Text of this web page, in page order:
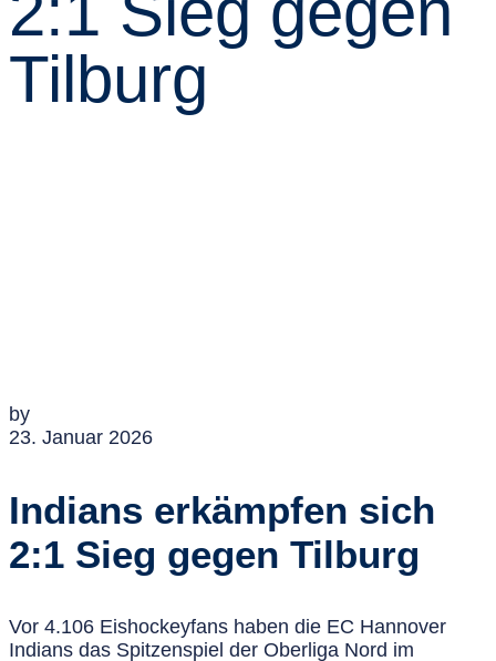
Tilburg
by
23. Januar 2026
Indians erkämpfen sich
2:1 Sieg gegen Tilburg
Vor 4.106 Eishockeyfans haben die EC Hannover
Indians das Spitzenspiel der Oberliga Nord im